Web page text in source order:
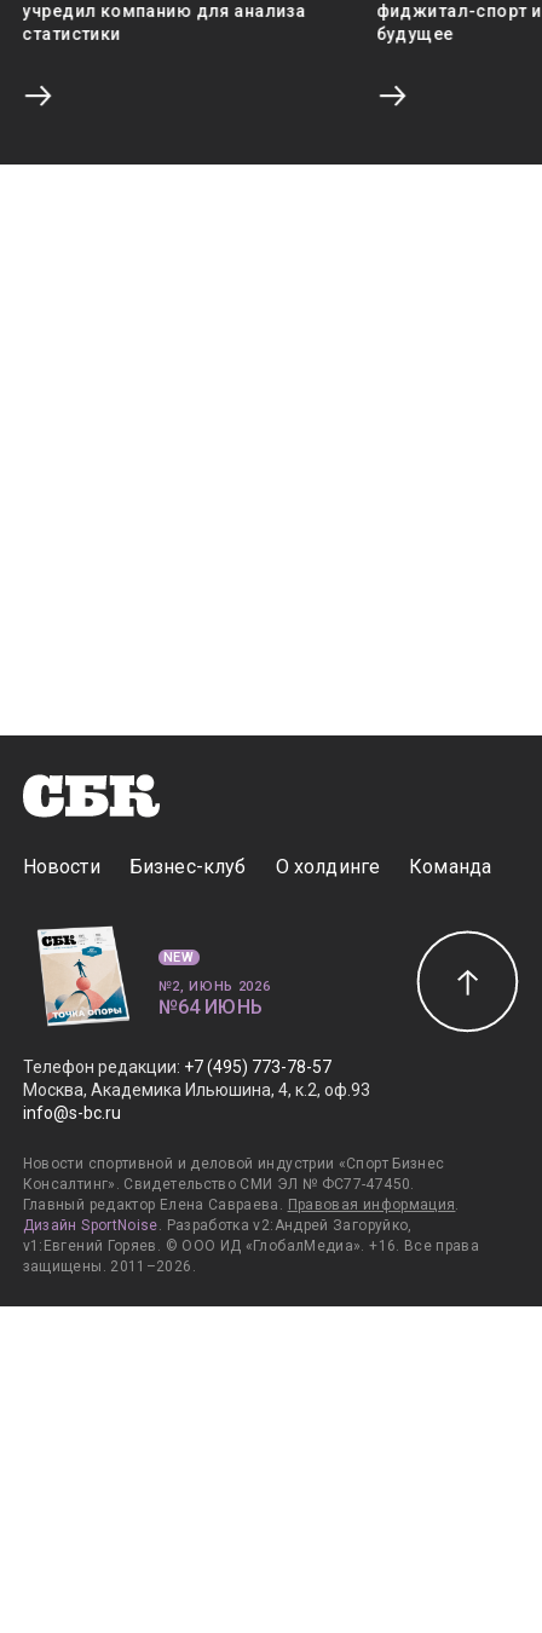
учредил компанию для анализа
статистики
фиджитал-спорт
будущее
Новости Бизнес-клуб О холдинге Команда
Телефон редакции: +7 (495) 773-78-57
Москва, Академика Ильюшина, 4, к.2, оф.93
info@s-bc.ru
Новости спортивной и деловой индустрии «Спорт Бизнес
Консалтинг». Свидетельство СМИ ЭЛ № ФС77-47450.
Главный редактор Елена Савраева. Правовая информация.
Дизайн SportNoise. Разработка v2:Андрей Загоруйко,
v1:Евгений Горяев. © ООО ИД «ГлобалМедиа». +16. Все права
защищены. 2011–2026.
NEW
№2, ИЮНЬ 2026
№64 ИЮНЬ